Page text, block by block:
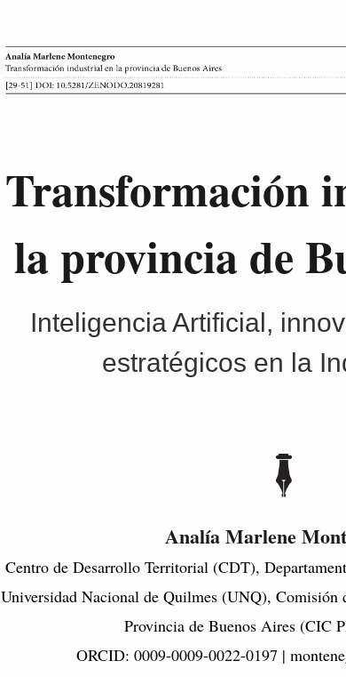
Transformación
la provincia de
Inteligencia Artificial,
estratégicos en la
Analía Marlene
Centro de Desarrollo Territorial (CDT),
Universidad Nacional de Quilmes (UNQ), Comisión
Provincia de Buenos Aires (CIC
ORCID: 0009-0009-0022-0197 |